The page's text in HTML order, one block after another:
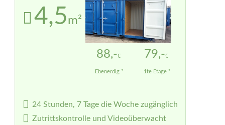
4,5m²
88,-€ 79,-€
Ebenerdig * 1te Etage *
24 Stunden, 7 Tage die Woche zugänglich
Zutrittskontrolle und Videoüberwacht